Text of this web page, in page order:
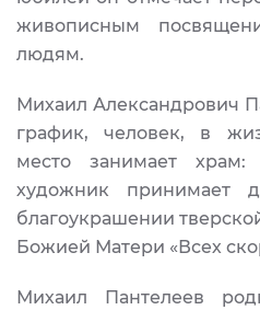
живописным
людям.
Михаил Александрович
график, человек, в
место занимает
художник принимает
благоукрашении
Божией Матери «Всех
Михаил Пантелеев